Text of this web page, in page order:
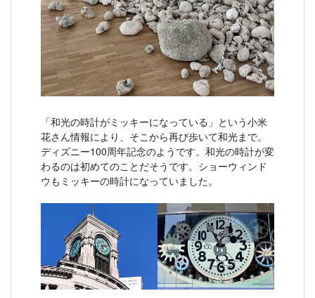
「和光の時計がミッキーになっている」という小米
花さん情報により、そこから再び歩いて和光まで。
ディズニー100周年記念のようです。和光の時計が変
わるのは初めてのことだそうです。ショーウィンド
ウもミッキーの時計になっていました。